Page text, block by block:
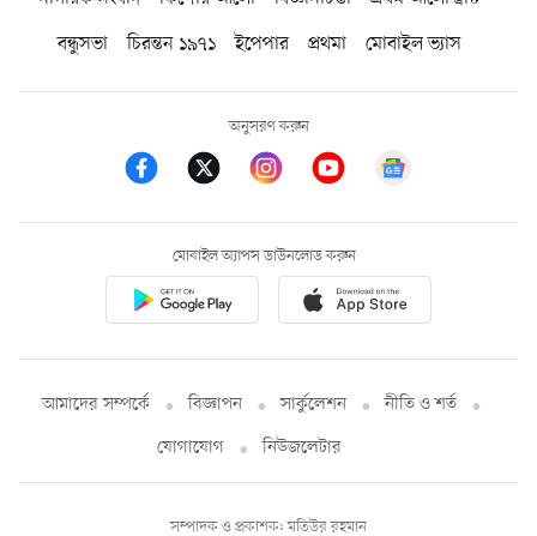
বন্ধুসভা
চিরন্তন ১৯৭১ ইপেপার প্রথমা মোবাইল ভ্যাস
অনুসরণ করুন
মোবাইল অ্যাপস ডাউনলোড করুন
আমাদের সম্পর্কে বিজ্ঞাপন সার্কুলেশন
নীতি ও শর্ত
যোগাযোগ
নিউজলেটার
সম্পাদক ও প্রকাশক: মতিউর রহমান